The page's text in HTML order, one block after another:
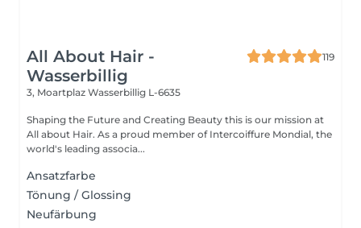
All About Hair -
Wasserbillig
119
3, Moartplaz Wasserbillig L-6635
Shaping the Future and Creating Beauty this is our mission at
All about Hair. As a proud member of Intercoiffure Mondial, the
world's leading associa...
Ansatzfarbe
Tönung / Glossing
Neufärbung